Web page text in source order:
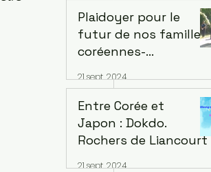
- Citizen D -
Plaidoyer pour le
futur de nos familles:
coréennes-
françaises.
21 sept. 2024
Entre Corée et
Japon : Dokdo.
Rochers de Liancourt
21 sept. 2024